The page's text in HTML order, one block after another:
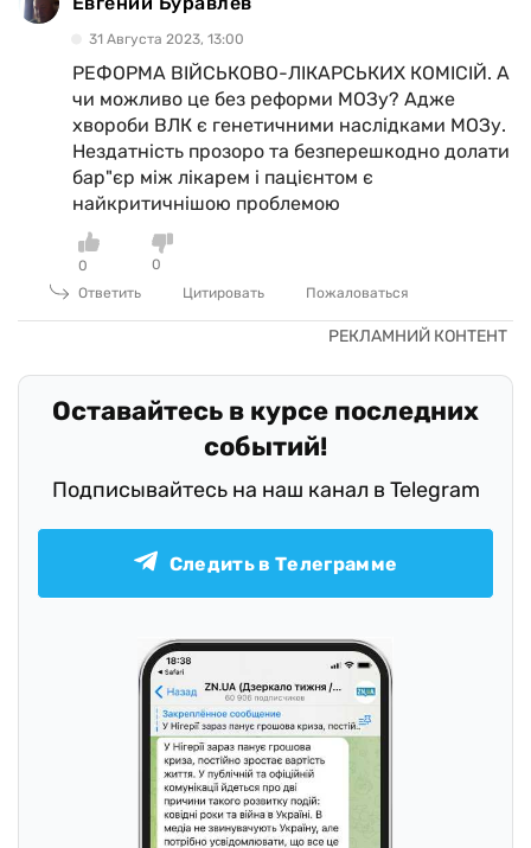
31 Августа 2023, 13:00
РЕФОРМА ВІЙСЬКОВО-ЛІКАРСЬКИХ КОМІСІЙ. А
чи можливо це без реформи МОЗу? Адже
хвороби ВЛК є генетичними наслідками МОЗу.
Нездатність прозоро та безперешкодно долати
бар"єр між лікарем і пацієнтом є
найкритичнішою проблемою
0
0
Ответить
Цитировать Пожаловаться
Оставайтесь в курсе последних
событий!
Подписывайтесь на наш канал в Telegram
Следить в Телеграмме